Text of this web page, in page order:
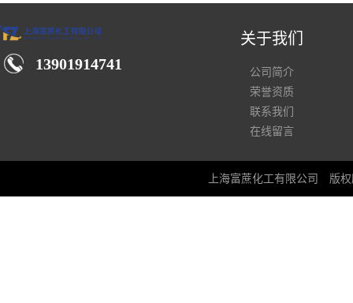
13901914741
关于我们
公司简介
荣誉资质
联系我们
在线留言
上海富蔗化工有限公司 版